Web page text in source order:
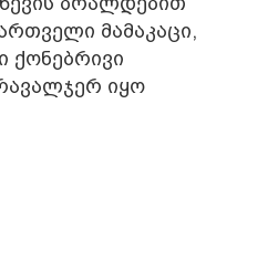
მამაკაცი,
ქონებრივი
იყო